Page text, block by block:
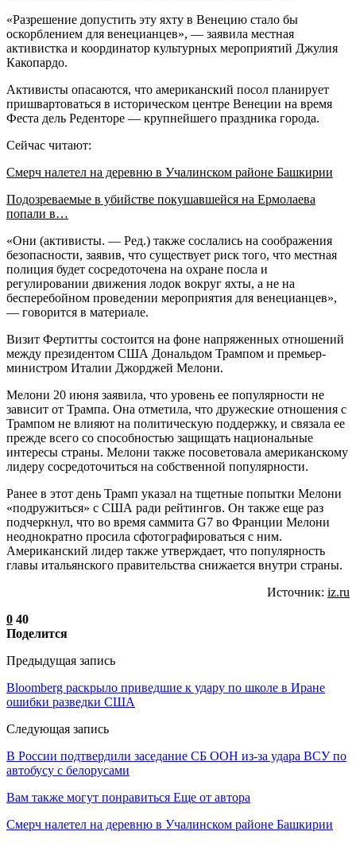
«Разрешение допустить эту яхту в Венецию стало бы
оскорблением для венецианцев», — заявила местная
активистка и координатор культурных мероприятий Джулия
Какопардо.
Активисты опасаются, что американский посол планирует
пришвартоваться в историческом центре Венеции на время
Феста дель Реденторе — крупнейшего праздника города.
Сейчас читают:
Смерч налетел на деревню в Учалинском районе Башкирии
Подозреваемые в убийстве покушавшейся на Ермолаева
попали в…
«Они (активисты. — Ред.) также сослались на соображения
безопасности, заявив, что существует риск того, что местная
полиция будет сосредоточена на охране посла и
регулировании движения лодок вокруг яхты, а не на
бесперебойном проведении мероприятия для венецианцев»,
— говорится в материале.
Визит Фертитты состоится на фоне напряженных отношений
между президентом США Дональдом Трампом и премьер-
министром Италии Джорджей Мелони.
Мелони 20 июня заявила, что уровень ее популярности не
зависит от Трампа. Она отметила, что дружеские отношения с
Трампом не влияют на политическую поддержку, и связала ее
прежде всего со способностью защищать национальные
интересы страны. Мелони также посоветовала американскому
лидеру сосредоточиться на собственной популярности.
Ранее в этот день Трамп указал на тщетные попытки Мелони
«подружиться» с США ради рейтингов. Он также еще раз
подчеркнул, что во время саммита G7 во Франции Мелони
неоднократно просила сфотографироваться с ним.
Американский лидер также утверждает, что популярность
главы итальянского правительства снижается внутри страны.
Источник: iz.ru
0 40
Поделится
Предыдущая запись
Bloomberg раскрыло приведшие к удару по школе в Иране
ошибки разведки США
Следующая запись
В России подтвердили заседание СБ ООН из-за удара ВСУ по
автобусу с белорусами
Вам также могут понравиться Еще от автора
Смерч налетел на деревню в Учалинском районе Башкирии